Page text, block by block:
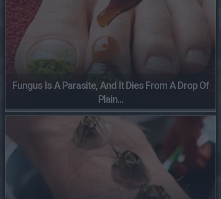
Fungus Is A Parasite, And It Dies From A Drop Of
Plain...